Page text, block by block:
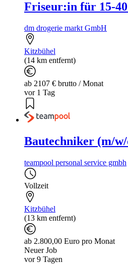
Friseur:in für 15-
dm drogerie markt GmbH
Kitzbühel
(14 km entfernt)
ab 2107 € brutto / Monat
vor 1 Tag
Bautechniker (m/
teampool personal service gmbh
Vollzeit
Kitzbühel
(13 km entfernt)
ab 2.800,00 Euro pro Monat
Neuer Job
vor 9 Tagen